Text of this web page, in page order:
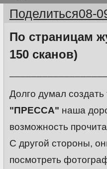
Поделиться08-
По страницам
150 сканов)
Долго думал
"ПРЕССА" наша
возможность
С другой стороны,
посмотреть